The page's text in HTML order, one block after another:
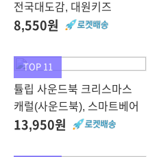
전국대도감, 대원키즈
8,550원
TOP 11
튤립 사운드북 크리스마스
캐럴(사운드북), 스마트베어
13,950원